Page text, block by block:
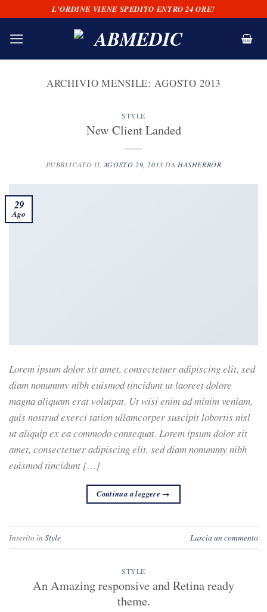
contenuti
L'ORDINE VIENE SPEDITO ENTRO 24 ORE!
ARCHIVIO MENSILE: AGOSTO 2013
STYLE
New Client Landed
PUBBLICATO ILAGOSTO 29, 2013 DAHASHERROR
29
Ago
Lorem ipsum dolor sit amet, consectetuer adipiscing elit, sed
diam nonummy nibh euismod tincidunt ut laoreet dolore
magna aliquam erat volutpat. Ut wisi enim ad minim veniam,
quis nostrud exerci tation ullamcorper suscipit lobortis nisl
ut aliquip ex ea commodo consequat. Lorem ipsum dolor sit
amet, consectetuer adipiscing elit, sed diam nonummy nibh
euismod tincidunt […]
Continua a leggere →
Inserito in Style Lascia un commento
STYLE
An Amazing responsive and Retina ready
theme.